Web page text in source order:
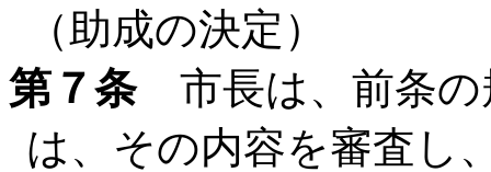
（助成の決定）
第７条市長は、前条の
は、その内容を審査し